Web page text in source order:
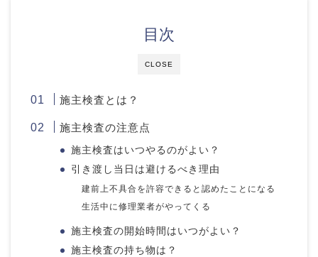
CLOSE
目次
施主検査とは？
施主検査の注意点
施主検査はいつやるのがよい？
引き渡し当日は避けるべき理由
建前上不具合を許容できると認めたことになる
生活中に修理業者がやってくる
施主検査の開始時間はいつがよい？
施主検査の持ち物は？